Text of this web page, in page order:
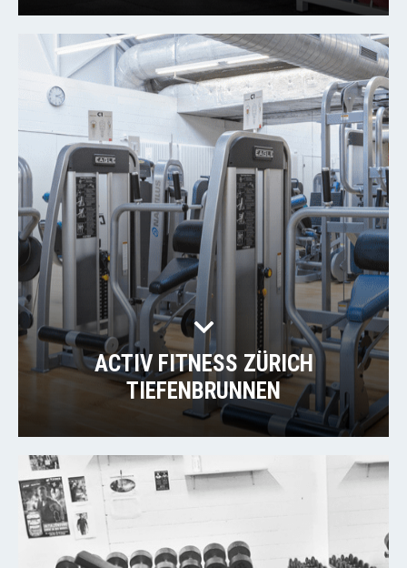
ACTIV FITNESS ZÜRICH
TIEFENBRUNNEN